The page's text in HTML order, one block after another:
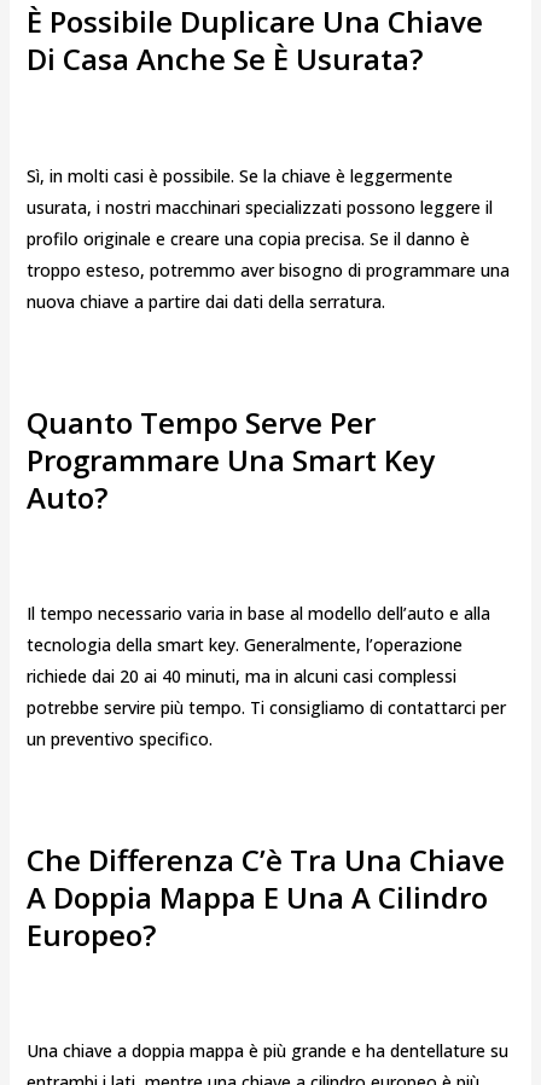
È Possibile Duplicare Una Chiave
Di Casa Anche Se È Usurata?
Sì, in molti casi è possibile. Se la chiave è leggermente
usurata, i nostri macchinari specializzati possono leggere il
profilo originale e creare una copia precisa. Se il danno è
troppo esteso, potremmo aver bisogno di programmare una
nuova chiave a partire dai dati della serratura.
Quanto Tempo Serve Per
Programmare Una Smart Key
Auto?
Il tempo necessario varia in base al modello dell’auto e alla
tecnologia della smart key. Generalmente, l’operazione
richiede dai 20 ai 40 minuti, ma in alcuni casi complessi
potrebbe servire più tempo. Ti consigliamo di contattarci per
un preventivo specifico.
Che Differenza C’è Tra Una Chiave
A Doppia Mappa E Una A Cilindro
Europeo?
Una chiave a doppia mappa è più grande e ha dentellature su